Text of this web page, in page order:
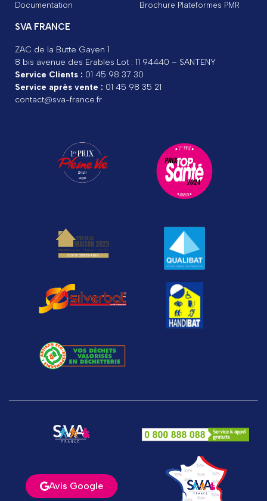
Documentation
Brochure Plateformes PMR
SVA FRANCE
ZAC de la Butte Gayen 1
8 bis avenue des Erables Lot : 11 94440 – SANTENY
Service Clients : 01 45 98 37 30
Service après vente : 01 45 98 35 21
contact@sva-france.fr
Avis Google